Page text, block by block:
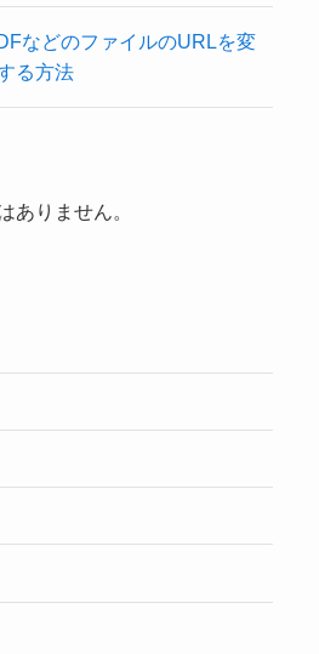
などのファイルのURLを変
る方法
ありません。